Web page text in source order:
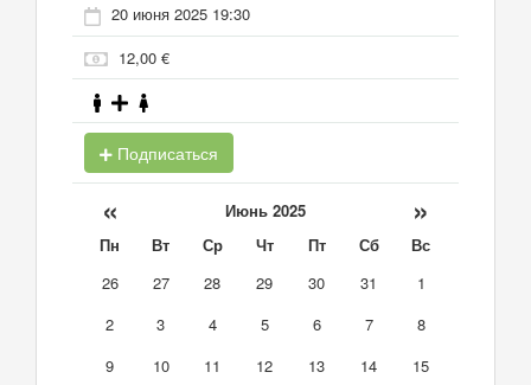
20 июня 2025 19:30
12,00 €
Подписаться
« Июнь 2025 »
Пн Вт Ср Чт Пт Сб
Вс
26
27 28 29 30 31
1
2
3 4 5 6 7
8
9
10 11 12 13 14
15